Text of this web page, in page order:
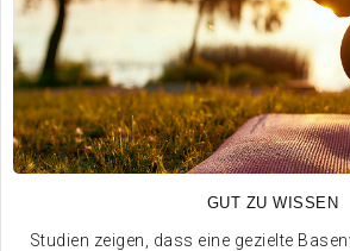
GUT ZU WISSEN
Studien zeigen, dass eine gezielte